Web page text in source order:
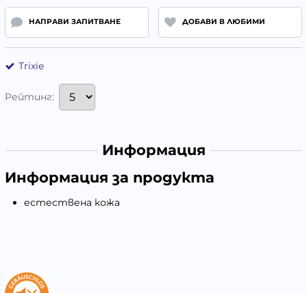
НАПРАВИ ЗАПИТВАНЕ ДОБАВИ В ЛЮБИМИ
Trixie
Рейтинг:
Информация
Информация за продукта
естествена кожа